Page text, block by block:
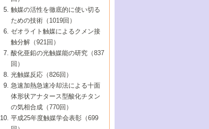
8号 オレフィン重合触媒の新たな展
7号 基礎化学品製造の触媒技術
8号 資源の循環と触媒技術
7号 触媒研究と学術雑誌/情報
8号 若い世代からみた触媒化学の現状と未
ビナトリアルケミストリー
6号 第88回触媒討論会特集号
7号 企業における触媒研究のブレークスル
8号 この材料を触媒として使ってみません
5号 触媒のおもしろさをどのように伝える
6号 第86回触媒討論会
7号 水素化精製触媒の新しい展開
8号 新しい反応性と機能性を目指した金属
クラスタ-化学
4号 実用炭素材料の新展開
5号 研究の方法論を考える
7号 機能性金属材料と触媒
8号 触媒研究へのNMRの応用と展望
媒学会この10年の歩みとこれから/創立40周
2号 第81回触媒討論会
3号 計算機触媒化学へのさそい
4号 触媒劣化の制御と予測
5号 最新の実用プロセスと触媒
6号 第82回触媒討論会
7号 ナノ構造体の化学
8号 あの反応は今
接点
2号 第79回触媒討論会
3号 最新NO除去触媒の実用化研究
4号 新しい反応場を目指した触媒調製
5号 反応・分離技術の新しい展開
6号 第80回触媒討論会
8号 AFMでみる世界
1号 触媒の構造と触媒作用/C1化学を中心と
する21世紀への触媒
3号 オリンピックメダル:金・銀・銅はどん
な触媒作用を示すか
4号 触媒作用における機能の複合化
5号 未来を拓け！若手研究者
6号 第78回触媒討論会
7号 ダイナミックな領域への触媒研究の展
開/C1化学を中心とする21世紀への触媒
▼37巻（1995年）
1号 ファインケミカルズと固体触媒
2号 第75回触媒討論会
3号 希土類を利用した触媒
4号 触媒とリサイクル
5号 エネルギー変換触媒
6号 第76回触媒討論会
7号 表面吸着相の新しい展開
8号 マイクロポーラス・クリスタル触媒の
▼36巻（1994年）
1号 電気化学と触媒
2号 第73回触媒討論会
3号 C4化学の展開
4号 《通常号》
5号 《通常号》
6号 第74回触媒討論会
▼35巻（1993年）
1号 工業触媒開発マニュアル―探索から工
業化まで
2号 第71回触媒討論会
3号 研究開発のうらおもて―着想と展開
4号 触媒劣化と寿命の予測
5号 環境に優しい触媒
▼34巻（1992年）
1号 インパクトを与えたこの研究
2号 第69回触媒討論会
3号 ケミカルズ合成触媒―新しい展開と応
▼33巻（1991年）
1号 触媒プロセス開発マニュアル―探索か
ら工業化まで，知っておきたいこと PartII
2号 第67回触媒討論会
▼32巻（1990年）
1号 21世紀に向けて触媒研究の飛躍をめざ
す―触媒化学の裾野を広げよう
2号 第65回触媒討論会
▼31巻（1989年）
1号 情報科学と反応設計・材料設計
▼30巻（1988年）
触媒の活性を徹底的に使い切る
ための技術（1019回）
ゼオライト触媒によるクメン接
触分解（921回）
酸化亜鉛の光触媒能の研究（837
回）
光触媒反応（826回）
急速加熱急速冷却法による十面
体形状アナタース型酸化チタン
の気相合成（770回）
平成25年度触媒学会表彰（699